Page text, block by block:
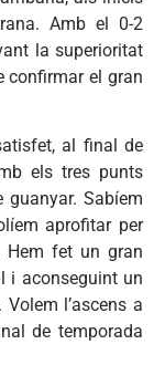
Amb el 0-2
la superioritat
confirmar el gran
al final de
els tres punts
guanyar. Sabíem
aprofitar per
Hem fet un gran
i aconseguint un
l’ascens a
de temporada